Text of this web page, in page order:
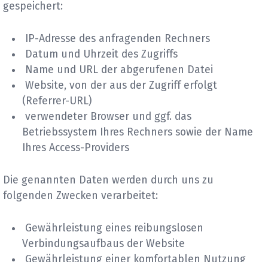
gespeichert:
IP-Adresse des anfragenden Rechners
Datum und Uhrzeit des Zugriffs
Name und URL der abgerufenen Datei
Website, von der aus der Zugriff erfolgt
(Referrer-URL)
verwendeter Browser und ggf. das
Betriebssystem Ihres Rechners sowie der Name
Ihres Access-Providers
Die genannten Daten werden durch uns zu
folgenden Zwecken verarbeitet:
Gewährleistung eines reibungslosen
Verbindungsaufbaus der Website
Gewährleistung einer komfortablen Nutzung